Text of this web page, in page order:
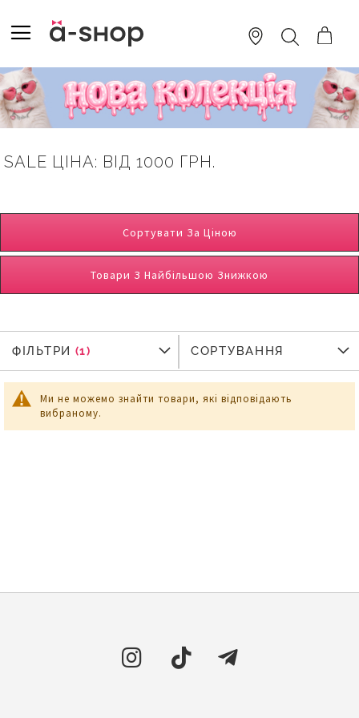
TO
CONTENT
ПОШУК
SALE ЦІНА: ВІД 1000 ГРН.
Сортувати За Ціною
Товари З Найбільшою Знижкою
Ми не можемо знайти товари, які відповідають
вибраному.
ФІЛЬТРИ
ФІЛЬТРИ СОРТУВАННЯ